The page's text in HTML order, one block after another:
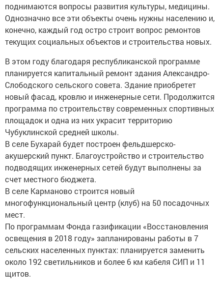
поднимаются вопросы развития культуры, медицины.
Однозначно все эти объекты очень нужны населению и,
конечно, каждый год остро строит вопрос ремонтов
текущих социальных объектов и строительства новых.
В этом году благодаря республиканской программе
планируется капитальный ремонт здания Александро-
Слободского сельского совета. Здание приобретет
новый фасад, кровлю и инженерные сети. Продолжится
программа по строительству современных спортивных
площадок и одна из них украсит территорию
Чубуклинской средней школы.
В селе Бухарай будет построен фельдшерско-
акушерский пункт. Благоустройство и строительство
подводящих инженерных сетей будут выполнены за
счет местного бюджета.
В селе Карманово строится новый
многофункциональный центр (клуб) на 50 посадочных
мест.
По программам Фонда газификации «Восстановления
освещения в 2018 году» запланированы работы в 7
сельских населенных пунктах: планируется заменить
около 192 светильников и более 6 км кабеля СИП и 11
щитов.